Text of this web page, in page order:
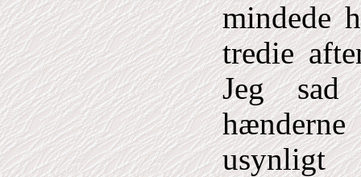
mindede
tredie
Jeg